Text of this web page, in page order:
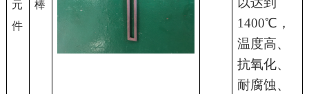
元
件
棒
1400℃，
温度高、
抗氧化、
耐腐蚀、